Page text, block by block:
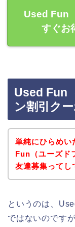
Used Fun
すぐお
Used Fun
ン割引ク
単純にひらめい
Fun（ユーズド
友達募集ってし
というのは、
ではないのです